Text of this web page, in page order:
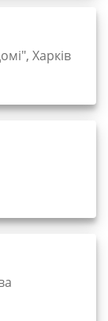
Харків